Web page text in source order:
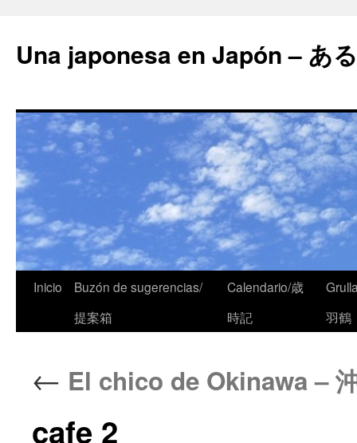
Una japonesa en Japón – あ
Inicio
Buzón de sugerencias/
提案箱
Calendario/歳
時記
羽鶴
← El chico de Okinawa –
cafe 2